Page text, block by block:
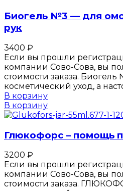
Биогель №3 — для
рук
3400 ₽
Если вы прошли
компании Сово-Сова, вы
стоимости заказа.
косметический уход, а
В корзину
В корзину
Глюкофорс – помощь
3200 ₽
Если вы прошли
компании Сово-Сова, вы
стоимости заказа.